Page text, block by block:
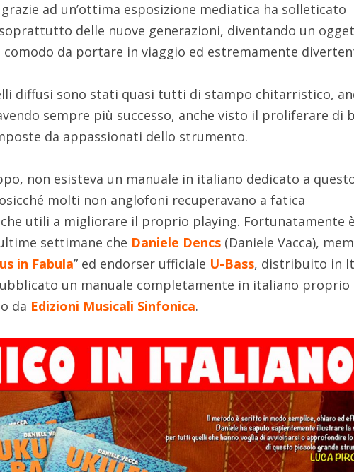
grazie ad un’ottima esposizione mediatica ha solleticato
delle nuove generazioni, diventando un
da portare in viaggio ed estremamente
diffusi sono stati quasi tutti di stampo chitarristico,
sempre più successo, anche visto il proliferare di
da appassionati dello strumento.
non esisteva un manuale in italiano dedicato a
molti non anglofoni recuperavano a fatica
utili a migliorare il proprio playing. Fortunatamente
settimane che Daniele Dencs (Daniele Vacca),
in Fabula” ed endorser ufficiale U-Bass, distribuito in
un manuale completamente in italiano proprio
da Edizioni Musicali Sinfonica.